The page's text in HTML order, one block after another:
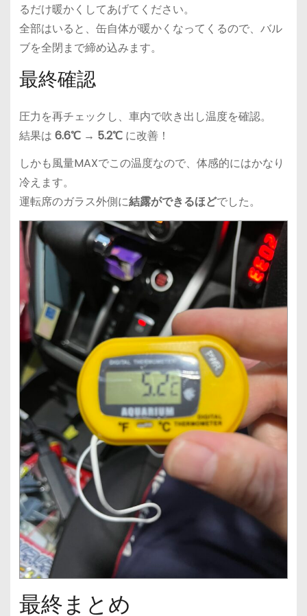
るだけ暖かくしてあげてください。
全部はいると、缶自体が暖かくなってくるので、バル
ブを全閉まで締め込みます。
最終確認
圧力を再チェックし、車内で吹き出し温度を確認。
結果は 6.6℃ → 5.2℃に改善！
しかも風量MAXでこの温度なので、体感的にはかなり
冷えます。
運転席のガラス外側に結露ができるほどでした。
最終まとめ